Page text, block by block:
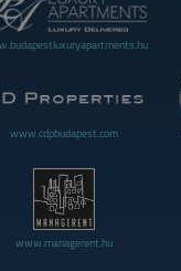
www.cdpbudapest.com
www.managerent.hu